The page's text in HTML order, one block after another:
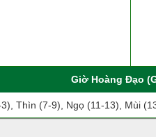
Giờ Hoàng Đạo
Thìn (7-9), Ngọ (11-13), Mùi